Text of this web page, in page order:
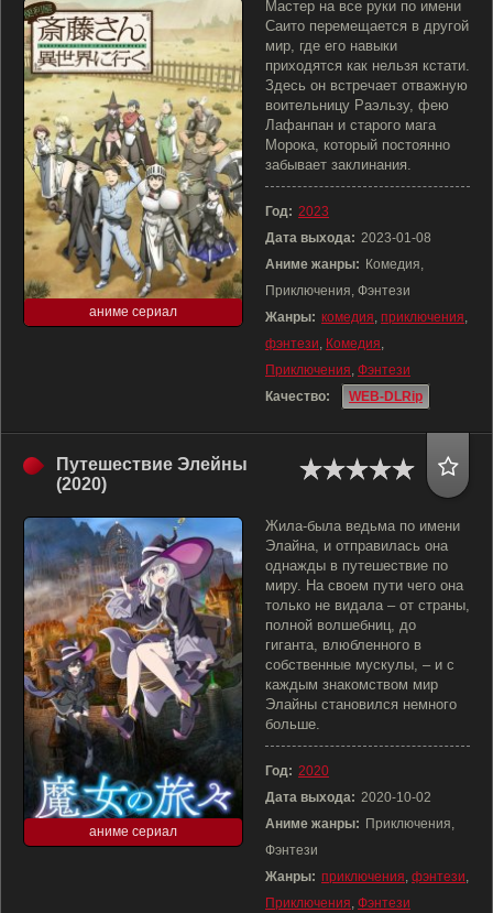
аниме сериал
Мастер на все руки по имени
Саито перемещается в другой
мир, где его навыки
приходятся как нельзя кстати.
Здесь он встречает отважную
воительницу Раэльзу, фею
Лафанпан и старого мага
Морока, который постоянно
забывает заклинания.
Год: 2023
Дата выхода: 2023-01-08
Аниме жанры: Комедия,
Приключения, Фэнтези
Жанры: комедия, приключения,
фэнтези, Комедия,
Приключения, Фэнтези
Качество:
WEB-DLRip
Путешествие Элейны
(2020)
аниме сериал
Жила-была ведьма по имени
Элайна, и отправилась она
однажды в путешествие по
миру. На своем пути чего она
только не видала – от страны,
полной волшебниц, до
гиганта, влюбленного в
собственные мускулы, – и с
каждым знакомством мир
Элайны становился немного
больше.
Год: 2020
Дата выхода: 2020-10-02
Аниме жанры: Приключения,
Фэнтези
Жанры: приключения, фэнтези,
Приключения, Фэнтези